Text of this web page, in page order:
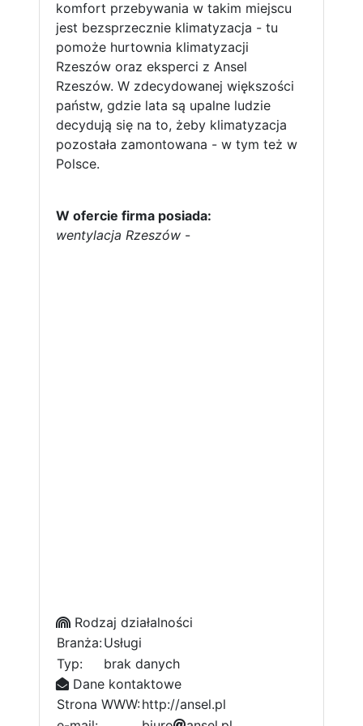
komfort przebywania w takim miejscu
jest bezsprzecznie klimatyzacja - tu
pomoże hurtownia klimatyzacji
Rzeszów oraz eksperci z Ansel
Rzeszów. W zdecydowanej większości
państw, gdzie lata są upalne ludzie
decydują się na to, żeby klimatyzacja
pozostała zamontowana - w tym też w
Polsce.
W ofercie firma posiada:
wentylacja Rzeszów -
Rodzaj działalności
Branża:Usługi
Typ:
brak danych
Dane kontaktowe
Strona WWW:http://ansel.pl